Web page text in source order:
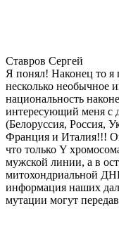
Ставров Сергей
Я понял! Наконец то
несколько необычное
национальность
интересующий меня с
(Белоруссия, Россия,
Франция и Италия!!!
что только Y
мужской линии, а в
митохондриальной
информация наших
мутации могут